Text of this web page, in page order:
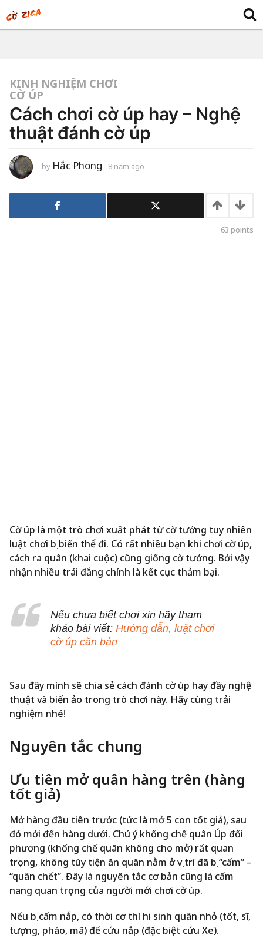
KINH NGHIỆM CHƠI
CỜ ÚP
Cách chơi cờ úp hay – Nghệ
thuật đánh cờ úp
by Hắc Phong 8 năm ago
m
63 points
Cờ úp là một trò chơi xuất phát từ cờ tướng tuy nhiên
luật chơi bị biến thể đi. Có rất nhiều bạn khi chơi cờ úp,
cách ra quân (khai cuộc) cũng giống cờ tướng. Bởi vậy
nhận nhiều trái đắng chính là kết cục thảm bại.
Nếu chưa biết chơi xin hãy tham
khảo bài viết: Hướng dẫn, luật chơi
cờ úp căn bản
Sau đây mình sẽ chia sẻ cách đánh cờ úp hay đầy nghệ
thuật và biến ảo trong trò chơi này. Hãy cùng trải
nghiệm nhé!
Nguyên tắc chung
Ưu tiên mở quân hàng trên (hàng
tốt giả)
Mở hàng đầu tiên trước (tức là mở 5 con tốt giả), sau
đó mới đến hàng dưới. Chú ý khống chế quân Úp đối
phương (khống chế quân không cho mở) rất quan
trọng, không tùy tiện ăn quân nằm ở vị trí đã bị “cấm” –
“quân chết”. Đây là nguyên tắc cơ bản cũng là cẩm
nang quan trọng của người mới chơi cờ úp.
Nếu bị cấm nắp, có thời cơ thì hi sinh quân nhỏ (tốt, sĩ,
tượng, pháo, mã) để cứu nắp (đặc biệt cứu Xe).